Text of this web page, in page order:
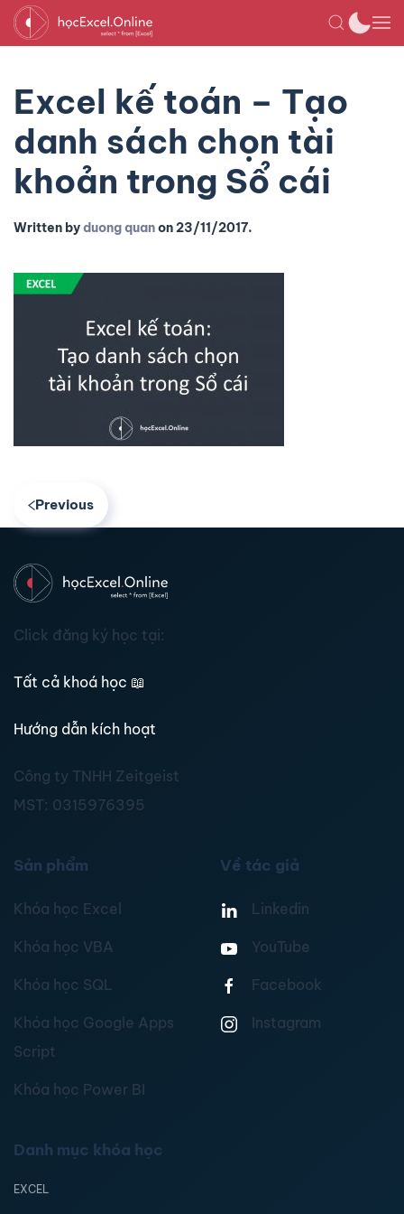
Excel kế toán – Tạo
danh sách chọn tài
khoản trong Sổ cái
Written byduong quanon23/11/2017.
Previous
Click đăng ký học tại:
Tất cả khoá học 📖
Hướng dẫn kích hoạt
Công ty TNHH Zeitgeist
MST: 0315976395
Sản phẩm
Khóa học Excel
Khóa học VBA
Khóa học SQL
Khóa học Google Apps
Script
Khóa học Power BI
Về tác giả
Linkedin
YouTube
Facebook
Instagram
Danh mục khóa học
EXCEL